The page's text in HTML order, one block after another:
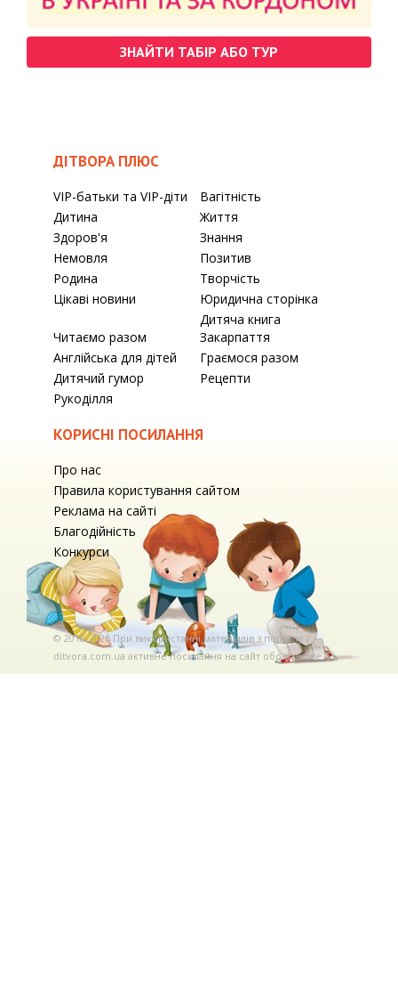
ЗНАЙТИ ТАБІР АБО ТУР
ДІТВОРА ПЛЮС
VIP-батьки та VIP-діти
Вагітність
Дитина
Життя
Здоров'я
Знання
Немовля
Позитив
Родина
Творчість
Цікаві новини
Юридична сторінка
Читаємо разом
Дитяча книга
Закарпаття
Англійська для дітей
Граємося разом
Дитячий гумор
Рецепти
Рукоділля
КОРИСНІ ПОСИЛАННЯ
Про нас
Правила користування сайтом
Реклама на сайті
Благодійність
Конкурси
© 2010-2026 При використаннi матерiалiв з порталу
ditvora.com.ua активне посилання на сайт обов'язкове. .